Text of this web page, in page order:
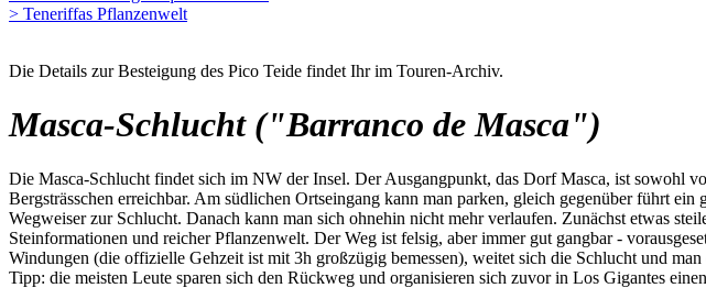
> Teneriffas Pflanzenwelt
Die Details zur Besteigung des Pico Teide findet Ihr im Touren-Archiv.
Masca-Schlucht ("Barranco de Masca")
Die Masca-Schlucht findet sich im NW der Insel. Der Ausgangpunkt, das Dorf Masca, ist sowohl
Bergsträsschen erreichbar. Am südlichen Ortseingang kann man parken, gleich gegenüber führt
Wegweiser zur Schlucht. Danach kann man sich ohnehin nicht mehr verlaufen. Zunächst etwas
Steinformationen und reicher Pflanzenwelt. Der Weg ist felsig, aber immer gut gangbar -
Windungen (die offizielle Gehzeit ist mit 3h großzügig bemessen), weitet sich die Schlucht und
Tipp: die meisten Leute sparen sich den Rückweg und organisieren sich zuvor in Los Gigantes